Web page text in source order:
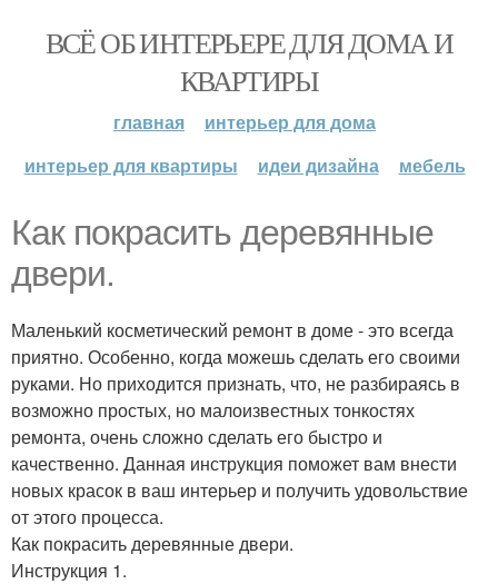
ВСЁ ОБ ИНТЕРЬЕРЕ ДЛЯ ДОМА И
КВАРТИРЫ
главная
интерьер для дома
интерьер для квартиры
идеи дизайна мебель
Как покрасить деревянные
двери.
Маленький косметический ремонт в доме - это всегда
приятно. Особенно, когда можешь сделать его своими
руками. Но приходится признать, что, не разбираясь в
возможно простых, но малоизвестных тонкостях
ремонта, очень сложно сделать его быстро и
качественно. Данная инструкция поможет вам внести
новых красок в ваш интерьер и получить удовольствие
от этого процесса.
Как покрасить деревянные двери.
Инструкция 1.